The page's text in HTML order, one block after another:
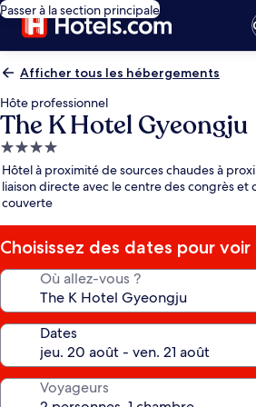
Passer à la section principale
Afficher tous les hébergements
Hôte professionnel
The K Hotel Gyeongju
Hébergement
4.0 étoiles
Hôtel à proximité de sources chaudes à
liaison directe avec le centre des congrès et
couverte
Choisissez des dates pour voir
Où allez-vous ?
Dates
Voyageurs